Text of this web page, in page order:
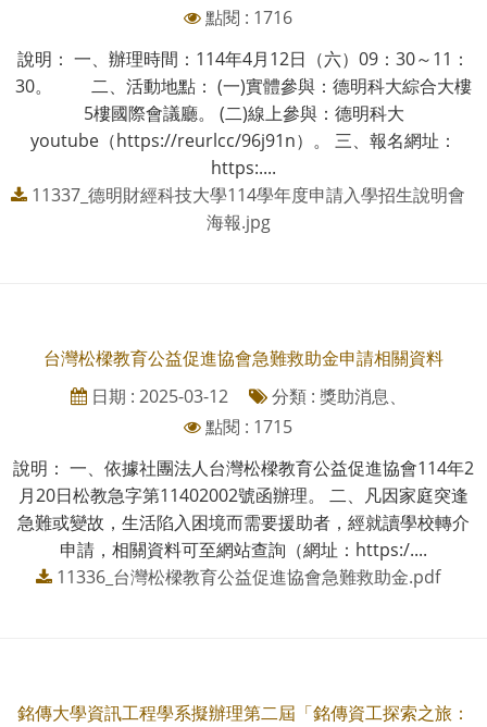
點閱 : 1716
說明： 一、辦理時間：114年4月12日（六）09：30～11：
30。 二、活動地點： (一)實體參與：德明科大綜合大樓
5樓國際會議廳。 (二)線上參與：德明科大
youtube（https://reurlcc/96j91n）。 三、報名網址：
https:....
11337_德明財經科技大學114學年度申請入學招生說明會
海報.jpg
台灣松樑教育公益促進協會急難救助金申請相關資料
日期 : 2025-03-12
分類 : 獎助消息、
點閱 : 1715
說明： 一、依據社團法人台灣松樑教育公益促進協會114年2
月20日松教急字第11402002號函辦理。 二、凡因家庭突逢
急難或變故，生活陷入困境而需要援助者，經就讀學校轉介
申請，相關資料可至網站查詢（網址：https:/....
11336_台灣松樑教育公益促進協會急難救助金.pdf
銘傳大學資訊工程學系擬辦理第二屆「銘傳資工探索之旅：